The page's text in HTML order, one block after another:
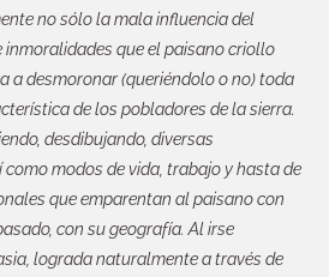
no sólo la mala influencia del
inmoralidades que el paisano criollo
a desmoronar (queriéndolo o no) toda
de los pobladores de la sierra.
desdibujando, diversas
modos de vida, trabajo y hasta de
que emparentan al paisano con
con su geografía. Al irse
lograda naturalmente a través de